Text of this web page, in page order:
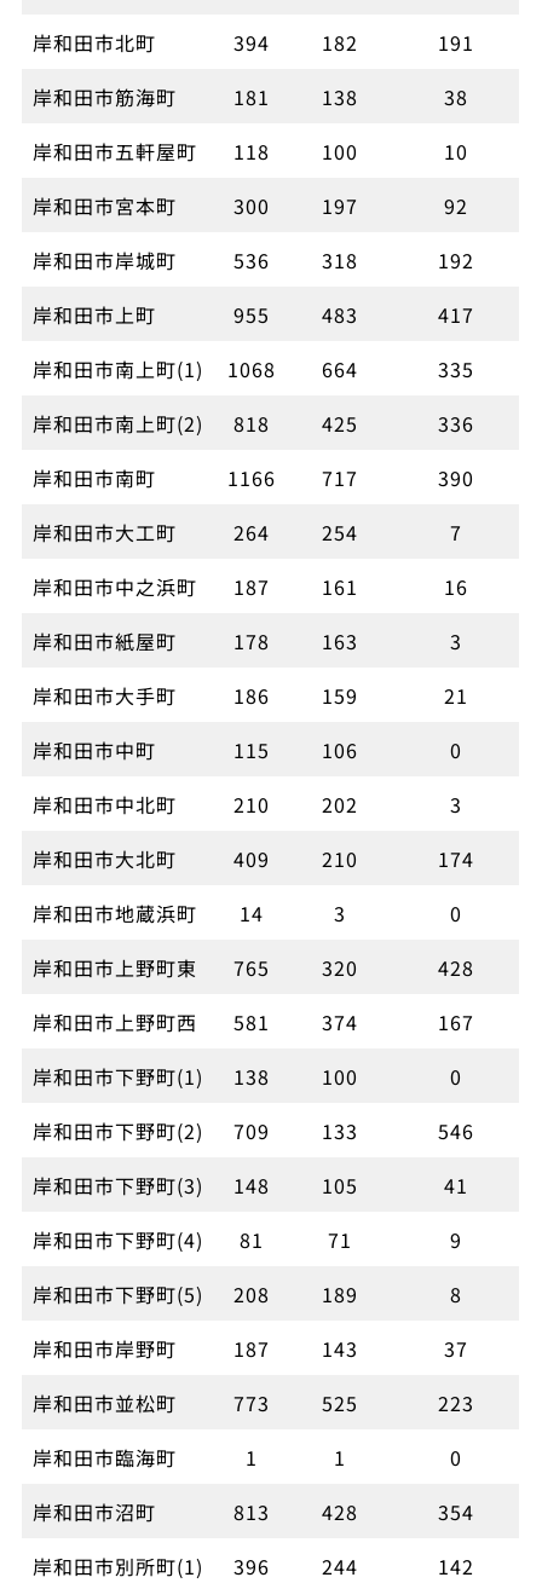
岸和田市北町
394 182
191
岸和田市筋海町
181 138
38
岸和田市五軒屋町
118 100
10
岸和田市宮本町
300 197
92
岸和田市岸城町
536 318
192
岸和田市上町
955 483
417
岸和田市南上町(1)
1068 664
335
岸和田市南上町(2)
818 425
336
岸和田市南町
1166 717
390
岸和田市大工町
264 254
7
岸和田市中之浜町
187 161
16
岸和田市紙屋町
178 163
3
岸和田市大手町
186 159
21
岸和田市中町
115 106
0
岸和田市中北町
210 202
3
岸和田市大北町
409 210
174
岸和田市地蔵浜町
14 3
0
岸和田市上野町東
765 320
428
岸和田市上野町西
581 374
167
岸和田市下野町(1)
138 100
0
岸和田市下野町(2)
709 133
546
岸和田市下野町(3)
148 105
41
岸和田市下野町(4)
81 71
9
岸和田市下野町(5)
208 189
8
岸和田市岸野町
187 143
37
岸和田市並松町
773 525
223
岸和田市臨海町
1 1
0
岸和田市沼町
813 428
354
岸和田市別所町(1)
396 244
142